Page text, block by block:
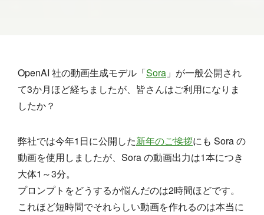
OpenAI 社の動画生成モデル「Sora 」が一般公開され
て3か月ほど経ちましたが、皆さんはご利用になりま
したか？
弊社では今年1日に公開した新年のご挨拶にも Sora の
動画を使用しましたが、Sora の動画出力は1本につき
大体1～3分。
プロンプトをどうするか悩んだのは2時間ほどです。
これほど短時間でそれらしい動画を作れるのは本当に